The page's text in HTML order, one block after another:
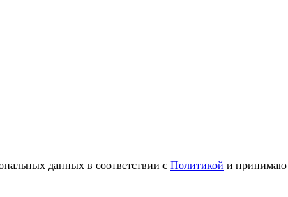
данных в соответствии с Политикой и принимаю